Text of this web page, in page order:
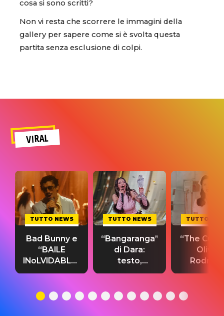
cosa si sono scritti?
Non vi resta che scorrere le immagini della
gallery per sapere come si è svolta questa
partita senza esclusione di colpi.
VIRAL
TUTTO NEWS
Bad Bunny e
“BAILE
INoLVIDABLE”:
testo,
significato
TUTTO NEWS
“Bangaranga”
di Dara:
testo,
traduzione e
del singolo
TUTTO
“The
Olivia
testo,